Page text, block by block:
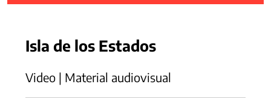
Isla de los Estados
Video | Material audiovisual